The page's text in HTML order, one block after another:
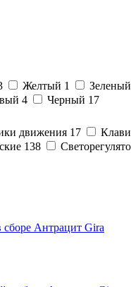
Желтый 1 Зеленый
4 Черный 17
движения 17
138
Антрацит Gira